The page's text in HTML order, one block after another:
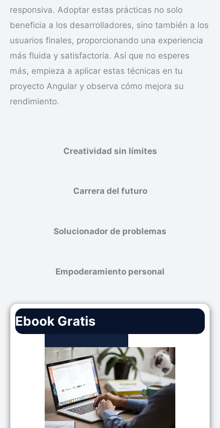
responsiva. Adoptar estas prácticas no solo
beneficia a los desarrolladores, sino también a los
usuarios finales, proporcionando una experiencia
más fluida y satisfactoria. Así que no esperes
más, empieza a aplicar estas técnicas en tu
proyecto Angular y observa cómo mejora su
rendimiento.
Creatividad sin límites
Carrera del futuro
Solucionador de problemas
Empoderamiento personal
Ebook Gratis